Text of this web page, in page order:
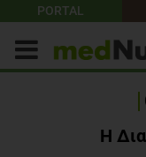
PORTAL
Η